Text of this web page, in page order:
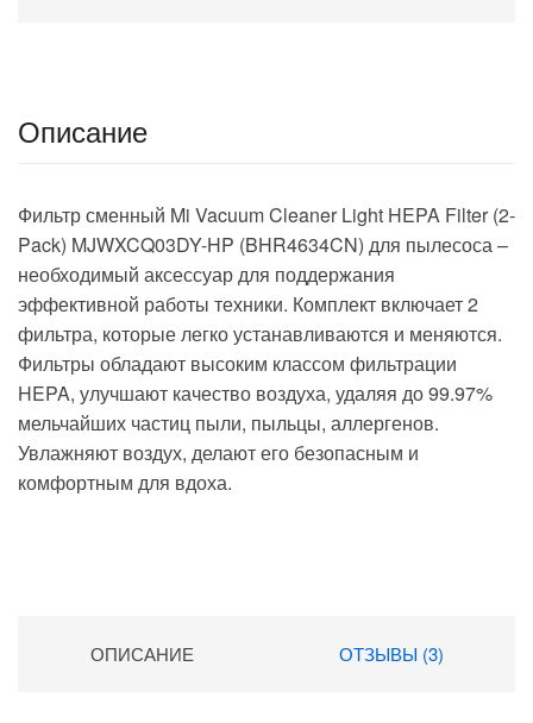
Описание
Фильтр сменный Mi Vacuum Cleaner Light HEPA Filter (2-
Pack) MJWXCQ03DY-HP (BHR4634CN) для пылесоса –
необходимый аксессуар для поддержания
эффективной работы техники. Комплект включает 2
фильтра, которые легко устанавливаются и меняются.
Фильтры обладают высоким классом фильтрации
HEPA, улучшают качество воздуха, удаляя до 99.97%
мельчайших частиц пыли, пыльцы, аллергенов.
Увлажняют воздух, делают его безопасным и
комфортным для вдоха.
ОПИСАНИЕ ОТЗЫВЫ (3)